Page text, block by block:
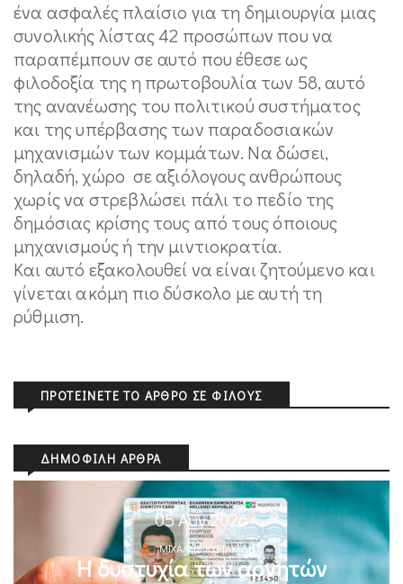
ένα ασφαλές πλαίσιο για τη δημιουργία μιας
συνολικής λίστας 42 προσώπων που να
παραπέμπουν σε αυτό που έθεσε ως
φιλοδοξία της η πρωτοβουλία των 58, αυτό
της ανανέωσης του πολιτικού συστήματος
και της υπέρβασης των παραδοσιακών
μηχανισμών των κομμάτων. Να δώσει,
δηλαδή, χώρο σε αξιόλογους ανθρώπους
χωρίς να στρεβλώσει πάλι το πεδίο της
δημόσιας κρίσης τους από τους όποιους
μηχανισμούς ή την μιντιοκρατία.
Και αυτό εξακολουθεί να είναι ζητούμενο και
γίνεται ακόμη πιο δύσκολο με αυτή τη
ρύθμιση.
ΠΡΟΤΕΊΝΕΤΕ ΤΟ ΆΡΘΡΟ ΣΕ ΦΊΛΟΥΣ
ΔΗΜΟΦΙΛΉ ΆΡΘΡΑ
05 Αυγ 2026
ΜΙΧΆΛΗΣ ΚΥΡΙΑΚΊΔΗΣ
Η δυστυχία των αρνητών